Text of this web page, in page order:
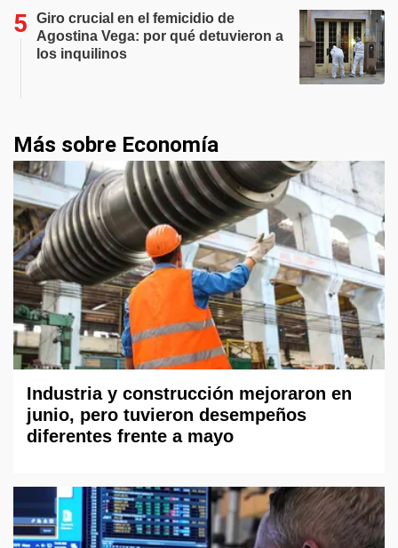
Giro crucial en el femicidio de
Agostina Vega: por qué detuvieron a
los inquilinos
Más sobre Economía
Industria y construcción mejoraron en
junio, pero tuvieron desempeños
diferentes frente a mayo